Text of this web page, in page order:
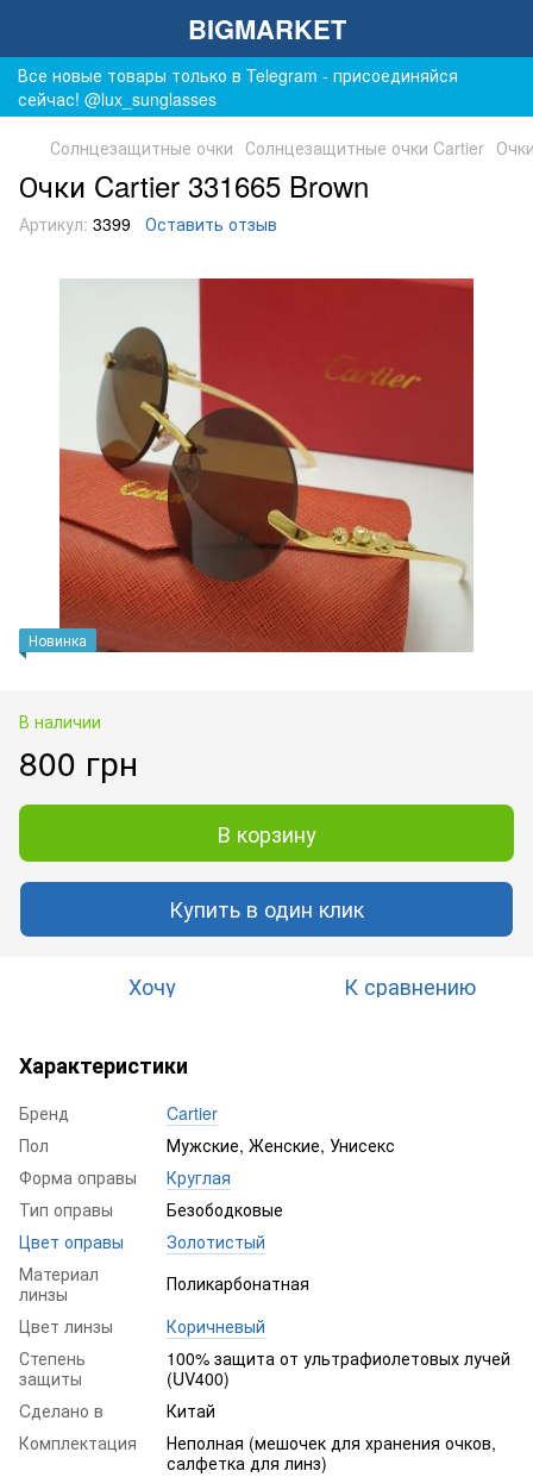
BIGMARKET
Все новые товары только в Telegram - присоединяйся
сейчас! @lux_sunglasses
Солнцезащитные очки Солнцезащитные очки Cartier
Очки Cartier 331665 Brown
Артикул: 3399 Оставить отзыв
Новинка
В наличии
800 грн
В корзину
Купить в один клик
Хочу К сравнению
Характеристики
Бренд
Cartier
Пол
Мужские, Женские, Унисекс
Форма оправы
Круглая
Тип оправы
Безободковые
Цвет оправы
Золотистый
Материал
линзы
Поликарбонатная
Цвет линзы
Коричневый
Степень
защиты
100% защита от ультрафиолетовых лучей
(UV400)
Cделано в
Китай
Комплектация
Неполная (мешочек для хранения очков,
салфетка для линз)